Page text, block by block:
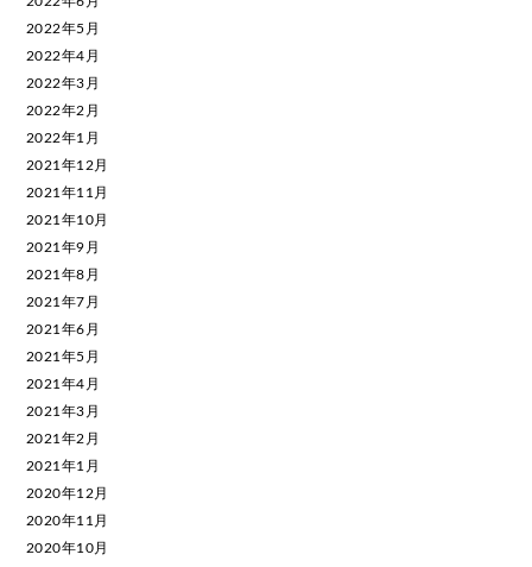
2022年5月
2022年4月
2022年3月
2022年2月
2022年1月
2021年12月
2021年11月
2021年10月
2021年9月
2021年8月
2021年7月
2021年6月
2021年5月
2021年4月
2021年3月
2021年2月
2021年1月
2020年12月
2020年11月
2020年10月